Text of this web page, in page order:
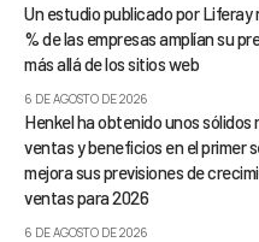
Un estudio publicado por Liferay
% de las empresas amplían su
más allá de los sitios web
6 DE AGOSTO DE 2026
Henkel ha obtenido unos sólidos
ventas y beneficios en el primer
mejora sus previsiones de
ventas para 2026
6 DE AGOSTO DE 2026